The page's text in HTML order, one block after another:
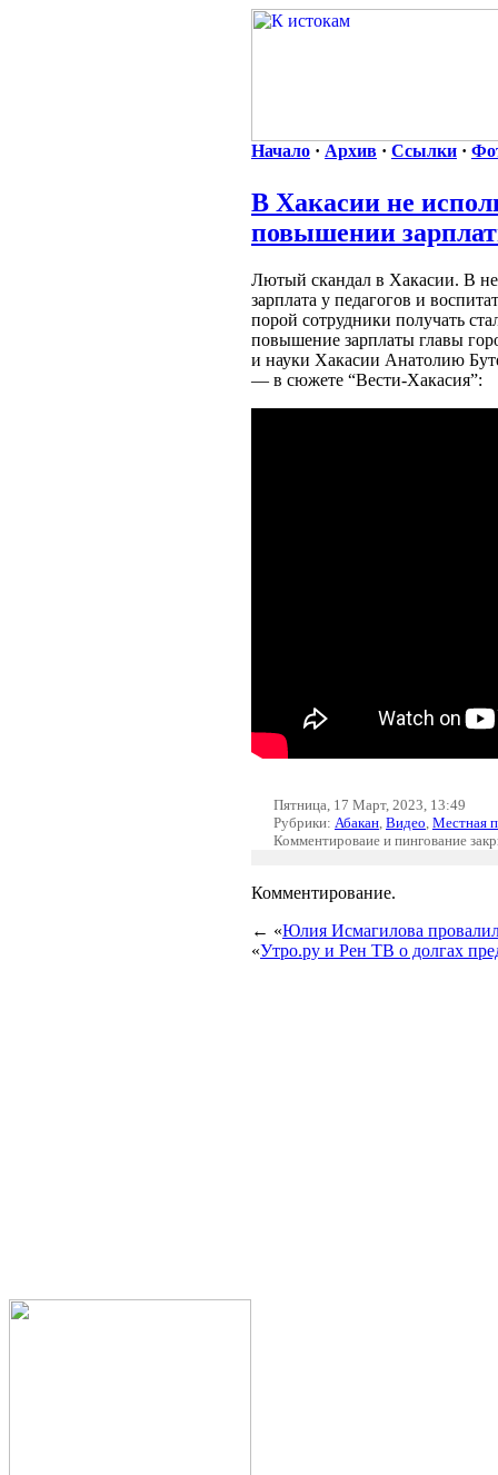
Начало · Архив · Ссылки ·
В Хакасии не
повышении
Лютый скандал в Хакасии. В
зарплата у педагогов и
порой сотрудники получать
повышение зарплаты главы
и науки Хакасии Анатолию
— в сюжете “Вести-Хакасия”:
Пятница, 17 Март, 2023, 13:49
Рубрики: Абакан Видео Местная
Комментироваие и пингование
Комментирование.
← «Юлия Исмагилова
«Утро.ру и Рен ТВ о долгах